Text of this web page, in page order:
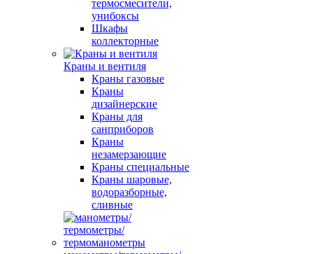
термосмесители,
унибоксы
Шкафы
коллекторные
Краны и вентиля
Краны газовые
Краны
дизайнерские
Краны для
санприборов
Краны
незамерзающие
Краны специальные
Краны шаровые,
водоразборные,
сливные